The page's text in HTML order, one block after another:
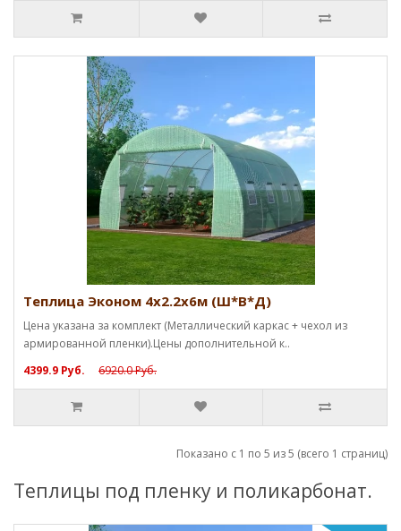
Теплица Эконом 4х2.2х6м (Ш*В*Д)
Цена указана за комплект (Металлический каркас + чехол из
армированной пленки).Цены дополнительной к..
4399.9 Руб.
6920.0 Руб.
Показано с 1 по 5 из 5 (всего 1 страниц)
Теплицы под пленку и поликарбонат.